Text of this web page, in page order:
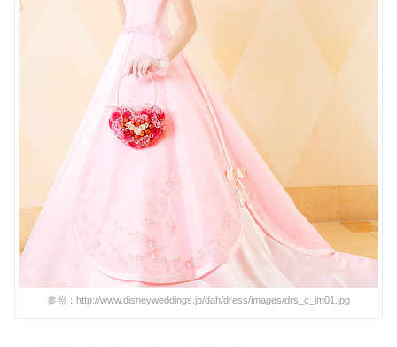
参照：http://www.disneyweddings.jp/dah/dress/images/drs_c_im01.jpg